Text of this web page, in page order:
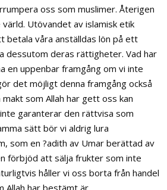
oss som muslimer. Återigen
Utövandet av islamisk etik
betala våra anställdas lön på ett
dessutom deras rättigheter. Vad har
en uppenbar framgång om vi inte
det möjligt denna framgång också
som Allah har gett oss kan
garanterar den rättvisa som
sätt bör vi aldrig lura
som en ?adith av Umar berättad av
förbjöd att sälja frukter som inte
håller vi oss borta från handel
Allah har bestämt är